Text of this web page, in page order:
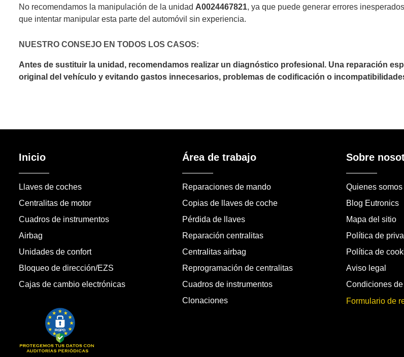
No recomendamos la manipulación de la unidad A0024467821, ya que puede generar errores
que intentar manipular esta parte del automóvil sin experiencia.
NUESTRO CONSEJO EN TODOS LOS CASOS:
Antes de sustituir la unidad, recomendamos realizar un diagnóstico profesional. Una reparación
original del vehículo y evitando gastos innecesarios, problemas de codificación o
Inicio
Llaves de coches
Centralitas de motor
Cuadros de instrumentos
Airbag
Unidades de confort
Bloqueo de dirección/EZS
Cajas de cambio electrónicas
Área de trabajo
Reparaciones de mando
Copias de llaves de coche
Pérdida de llaves
Reparación centralitas
Centralitas airbag
Reprogramación de centralitas
Cuadros de instrumentos
Clonaciones
Sobre
Quienes somos
Blog Eutronics
Mapa del sitio
Política de
Política de
Aviso legal
Condiciones
Formulario de